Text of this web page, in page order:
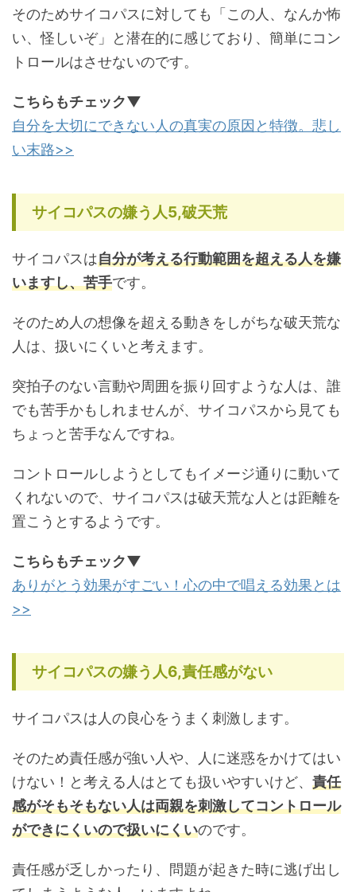
そのためサイコパスに対しても「この人、なんか怖
い、怪しいぞ」と潜在的に感じており、簡単にコン
トロールはさせないのです。
こちらもチェック▼
自分を大切にできない人の真実の原因と特徴。悲し
い末路>>
サイコパスの嫌う人5,破天荒
サイコパスは自分が考える行動範囲を超える人を嫌
いますし、苦手です。
そのため人の想像を超える動きをしがちな破天荒な
人は、扱いにくいと考えます。
突拍子のない言動や周囲を振り回すような人は、誰
でも苦手かもしれませんが、サイコパスから見ても
ちょっと苦手なんですね。
コントロールしようとしてもイメージ通りに動いて
くれないので、サイコパスは破天荒な人とは距離を
置こうとするようです。
こちらもチェック▼
ありがとう効果がすごい！心の中で唱える効果とは
>>
サイコパスの嫌う人6,責任感がない
サイコパスは人の良心をうまく刺激します。
そのため責任感が強い人や、人に迷惑をかけてはい
けない！と考える人はとても扱いやすいけど、 責任
感がそもそもない人は両親を刺激してコントロール
ができにくいので扱いにくいのです。
責任感が乏しかったり、問題が起きた時に逃げ出し